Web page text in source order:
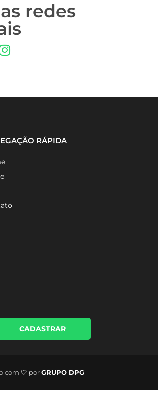
redes
RÁPIDA
CADASTRAR
com 🤍 porGRUPO DPG